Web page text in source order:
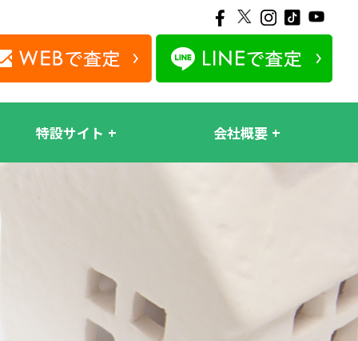
特設サイト 会社概要